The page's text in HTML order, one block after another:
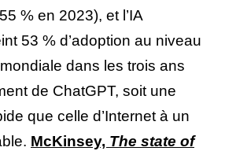
% en 2023), et l’IA
53 % d’adoption au niveau
dans les trois ans
de ChatGPT, soit une
que celle d’Internet à un
McKinsey, The state of